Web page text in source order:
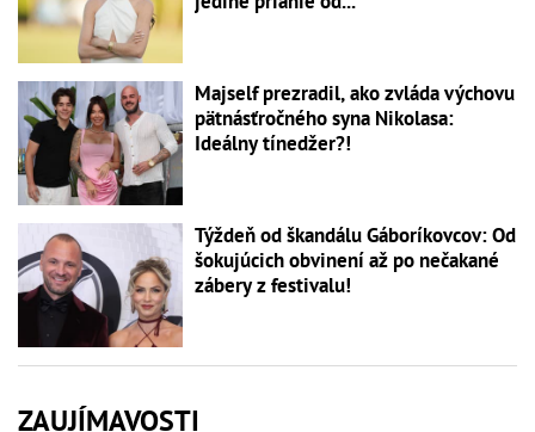
Majself prezradil, ako zvláda výchovu
pätnásťročného syna Nikolasa:
Ideálny tínedžer?!
Týždeň od škandálu Gáboríkovcov: Od
šokujúcich obvinení až po nečakané
zábery z festivalu!
ZAUJÍMAVOSTI